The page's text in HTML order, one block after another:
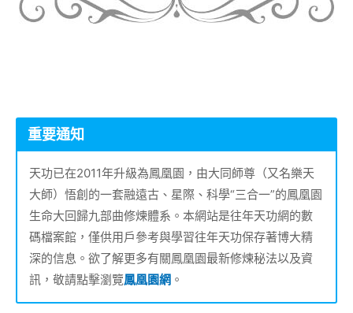
重要通知
天功已在2011年升級為鳳凰園，由大同師尊（又名樂天
大師）悟創的一套融遠古、星際、科學“三合一”的鳳凰園
生命大回歸九部曲修煉體系。本網站是往年天功網的數
碼檔案館，僅供用戶參考與學習往年天功保存著博大精
深的信息。欲了解更多有關鳳凰園最新修煉秘法以及資
訊，敬請點擊瀏覽鳳凰園網 。